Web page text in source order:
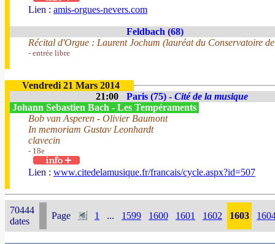
Lien : amis-orgues-nevers.com
Feldbach (68)
Récital d'Orgue : Laurent Jochum (lauréat du Conservatoire
- entrée libre
Vendredi 21 Mars 2014
21:00
Paris (75) - Cité de la musique
Johann Sebastien Bach - Les Tempéraments
Bob van Asperen - Olivier Baumont
In memoriam Gustav Leonhardt
clavecin
- 18e
Lien : www.citedelamusique.fr/francais/cycle.aspx?id=507
70444
dates
Page 1 ... 1599 1600 1601 1602 1603